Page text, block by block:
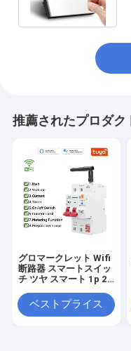
推薦されたプロダク
グロマークレット Wifi
断路器 スマートスイッ
チ ツヤ スマート 1p 2p
システム 電路 4P MCB
スマート断路器
ベストプライス